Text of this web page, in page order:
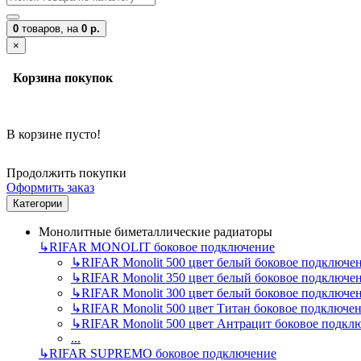
0 товаров, на 0 р.
×
Корзина покупок
В корзине пусто!
Продолжить покупки
Оформить заказ
Категории
Монолитные биметаллические радиаторы
↳RIFAR MONOLIT боковое подключение
↳RIFAR Monolit 500 цвет белый боковое
↳RIFAR Monolit 350 цвет белый боковое
↳RIFAR Monolit 300 цвет белый боковое
↳RIFAR Monolit 500 цвет Титан боковое
↳RIFAR Monolit 500 цвет Антрацит боковое
...
↳RIFAR SUPREMO боковое подключение